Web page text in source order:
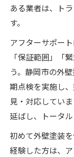
ある業者は、ト
す。
アフターサポー
「保証範囲」「
う。静岡市の外
期点検を実施し
見・対応してい
延ばし、トータ
初めて外壁塗装
経験した方は、